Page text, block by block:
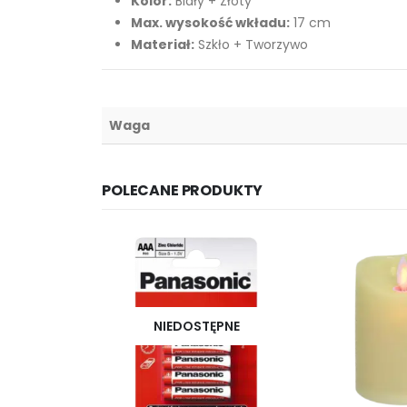
Max. wysokość wkładu: 17 cm
Materiał: Szkło + Tworzywo
Waga
POLECANE PRODUKTY
NIEDOSTĘPNE